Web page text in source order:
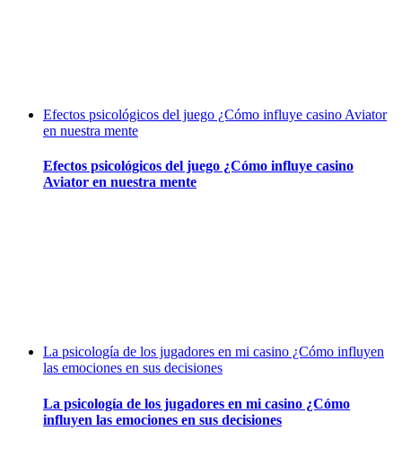
Efectos psicológicos del juego ¿Cómo influye casino Aviator
en nuestra mente
Efectos psicológicos del juego ¿Cómo influye casino
Aviator en nuestra mente
La psicología de los jugadores en mi casino ¿Cómo influyen
las emociones en sus decisiones
La psicología de los jugadores en mi casino ¿Cómo
influyen las emociones en sus decisiones